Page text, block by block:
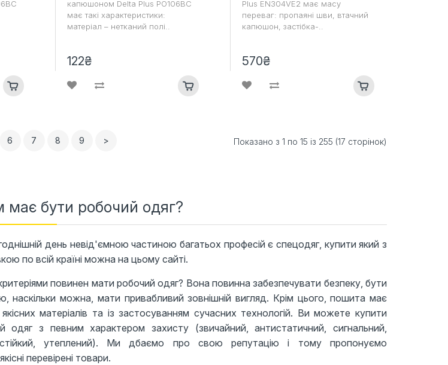
капюшоном Delta Plus PO106BC
має такі характеристики:
матеріал – нетканий полі..
122₴
Plus EN304VE2 має масу
переваг: пропаяні шви, втачний
капюшон, застібка-..
570₴
6 7 8 9 > Показано з 1 по 15 із 255 (17 сторінок)
має бути робочий одяг?
день невід'ємною частиною багатьох професій є спецодяг, купити який з
по всій країні можна на цьому сайті.
повинен мати робочий одяг? Вона повинна забезпечувати безпеку, бути
наскільки можна, мати привабливий зовнішній вигляд. Крім цього, пошита має
матеріалів та із застосуванням сучасних технологій. Ви можете купити
одяг з певним характером захисту (звичайний, антистатичний, сигнальний,
утеплений). Ми дбаємо про свою репутацію і тому пропонуємо
перевірені товари.